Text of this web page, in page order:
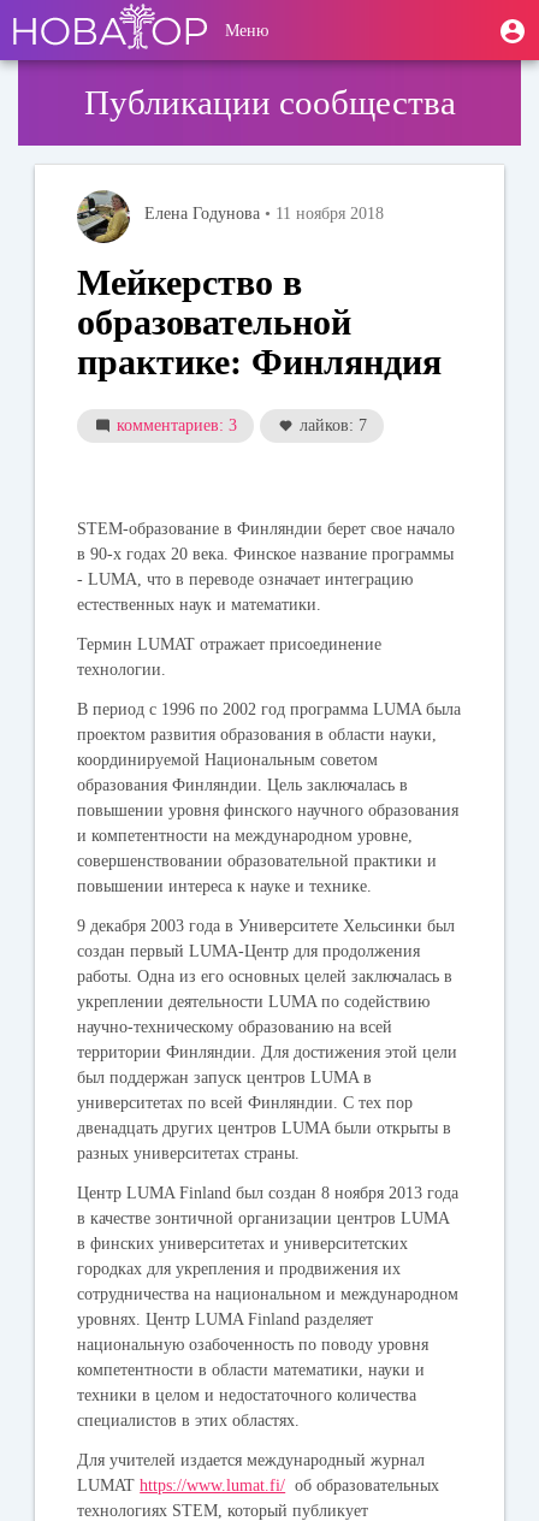
основному
содержанию
User
account
Меню
Публикации сообщества
Елена Годунова • 11 ноября 2018
Мейкерство в
образовательной
практике: Финляндия
комментариев: 3 лайков: 7
STEM-образование в Финляндии берет свое начало
в 90-х годах 20 века. Финское название программы
- LUMA, что в переводе означает интеграцию
естественных наук и математики.
Термин LUMAT отражает присоединение
технологии.
В период с 1996 по 2002 год программа LUMA была
проектом развития образования в области науки,
координируемой Национальным советом
образования Финляндии. Цель заключалась в
повышении уровня финского научного образования
и компетентности на международном уровне,
совершенствовании образовательной практики и
повышении интереса к науке и технике.
9 декабря 2003 года в Университете Хельсинки был
создан первый LUMA-Центр для продолжения
работы. Одна из его основных целей заключалась в
укреплении деятельности LUMA по содействию
научно-техническому образованию на всей
территории Финляндии. Для достижения этой цели
был поддержан запуск центров LUMA в
университетах по всей Финляндии. С тех пор
двенадцать других центров LUMA были открыты в
разных университетах страны.
Центр LUMA Finland был создан 8 ноября 2013 года
в качестве зонтичной организации центров LUMA
в финских университетах и университетских
городках для укрепления и продвижения их
сотрудничества на национальном и международном
уровнях. Центр LUMA Finland разделяет
национальную озабоченность по поводу уровня
компетентности в области математики, науки и
техники в целом и недостаточного количества
специалистов в этих областях.
Для учителей издается международный журнал
LUMAThttps://www.lumat.fi/ об образовательных
технологиях STEM, который публикует